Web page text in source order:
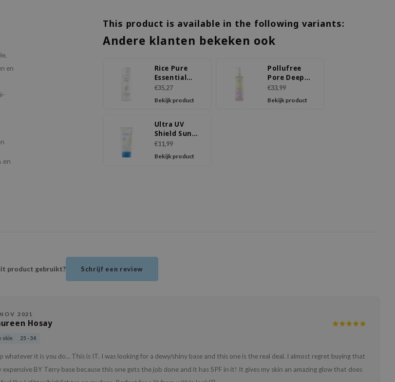
en
en
This product is available in the following variants:
Andere klanten bekeken ook
Rice Pure
Essential
Toner
€35,27
Bekijk product
Pollufree
Pore Deep
Cleansing Oil
€33,99
Bekijk product
Ultra UV
Shield Sun
Essence
SPF50+ PA
++++
€11,99
Bekijk product
product gebruikt? Schrijf een review
2021
Hosay
skin 25 - 34
whatever it is you do... This is IT. I was looking for a dewy/shiny base and this one is the real deal. I almost regret buying that
expensive BY Terry base because this one gets the job done and it has SPF in it! It gives my skin an amazing glow that does